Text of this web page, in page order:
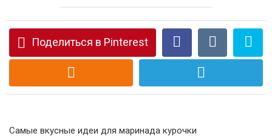
Поделиться в Pinterest
Самые вкусные идеи для маринада курочки